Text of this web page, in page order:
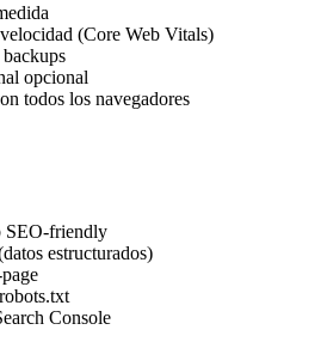
(Core Web Vitals)
opcional
todos los navegadores
SEO-friendly
estructurados)
Console